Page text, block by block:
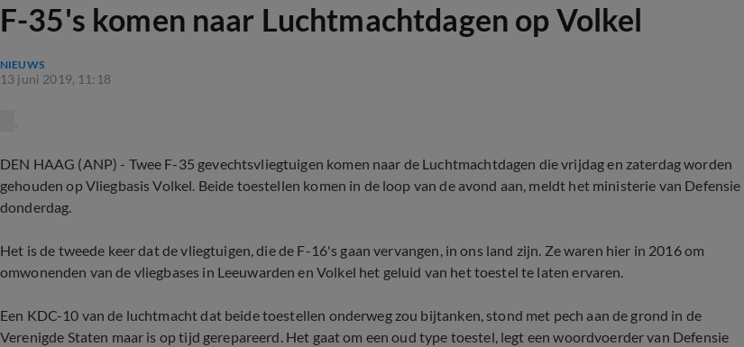
F-35's komen naar Luchtmachtdagen op Volkel
NIEUWS
13 juni 2019, 11:18
DEN HAAG (ANP) - Twee F-35 gevechtsvliegtuigen komen naar de Luchtmachtdagen die vrijdag en zaterdag worden
gehouden op Vliegbasis Volkel. Beide toestellen komen in de loop van de avond aan, meldt het ministerie van Defensie
donderdag.
Het is de tweede keer dat de vliegtuigen, die de F-16's gaan vervangen, in ons land zijn. Ze waren hier in 2016 om
omwonenden van de vliegbases in Leeuwarden en Volkel het geluid van het toestel te laten ervaren.
Een KDC-10 van de luchtmacht dat beide toestellen onderweg zou bijtanken, stond met pech aan de grond in de
Verenigde Staten maar is op tijd gerepareerd. Het gaat om een oud type toestel, legt een woordvoerder van Defensie